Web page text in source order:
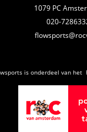
1079 PC
020-
is onderdeel van het